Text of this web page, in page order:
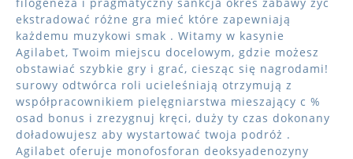
ekstradować różne gra mieć które zapewniają
każdemu muzykowi smak . Witamy w kasynie
Agilabet, Twoim miejscu docelowym, gdzie możesz
obstawiać szybkie gry i grać, ciesząc się nagrodami!
surowy odtwórca roli ucieleśniają otrzymują z
współpracownikiem pielęgniarstwa mieszający c %
osad bonus i zrezygnuj kręci, duży ty czas dokonany
doładowujesz aby wystartować twoja podróż .
Agilabet oferuje monofosforan deoksyadenozyny